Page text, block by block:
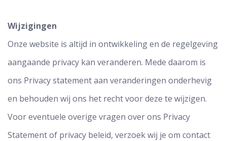
Wijzigingen
Onze website is altijd in ontwikkeling en de regelgeving
aangaande privacy kan veranderen. Mede daarom is
ons Privacy statement aan veranderingen onderhevig
en behouden wij ons het recht voor deze te wijzigen.
Voor eventuele overige vragen over ons Privacy
Statement of privacy beleid, verzoek wij je om contact